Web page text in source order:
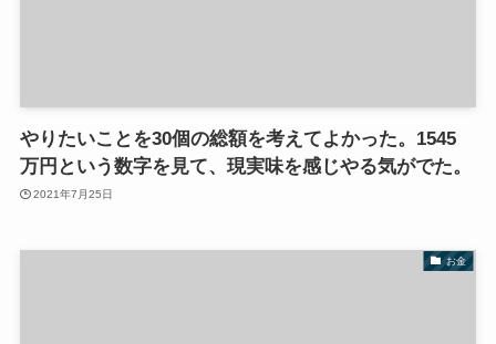
やりたいことを30個の総額を考えてよかった。1545
万円という数字を見て、現実味を感じやる気がでた。
2021年7月25日
お金